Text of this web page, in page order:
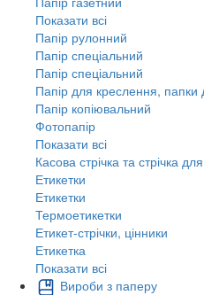
Показати всі
Папір рулонний
Папір спеціальний
Папір спеціальний
Папір для креслення, папки
Папір копіювальний
Фотопапір
Показати всі
Касова стрічка та стрічка
Етикетки
Етикетки
Термоетикетки
Етикет-стрічки, цінники
Етикетка
Показати всі
Вироби з паперу